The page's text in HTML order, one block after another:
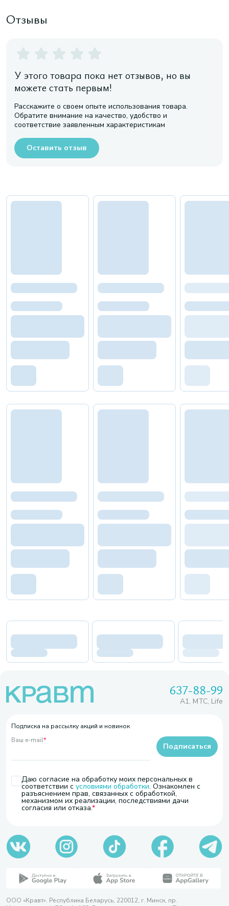
Отзывы
У этого товара пока нет отзывов, но вы
можете стать первым!
Расскажите о своем опыте использования товара.
Обратите внимание на качество, удобство и
соответствие заявленным характеристикам
Оставить отзыв
637-88-99
A1, МТС, Life
Подписка на рассылку акций и новинок
Ваш e-mail*
Даю согласие на обработку моих персональных в
соответствии с условиями обработки. Ознакомлен с
разъяснением прав, связанных с обработкой,
механизмом их реализации, последствиями дачи
согласия или отказа.
Подписаться
ООО «Кравт». Республика Беларусь, 220012, г. Минск, пр.